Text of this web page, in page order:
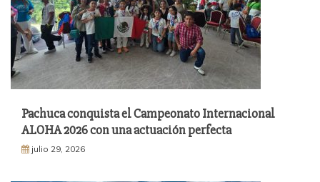
Pachuca conquista el Campeonato Internacional
ALOHA 2026 con una actuación perfecta
julio 29, 2026